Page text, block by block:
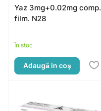
Yaz 3mg+0.02mg comp.
film. N28
În stoc
Adaugă in coş